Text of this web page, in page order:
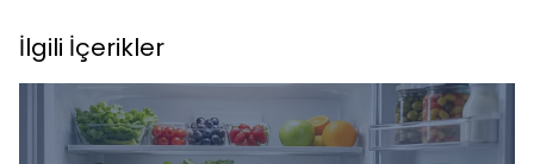
İlgili İçerikler